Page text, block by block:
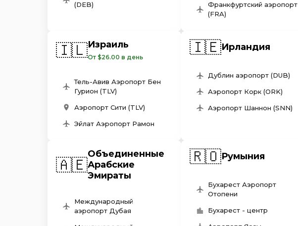
(DEB)
Франкфуртский аэропорт
(FRA)
🇮🇱Израиль
От $26.00 в день
Тель-Авив Аэропорт Бен
Гурион (TLV)
Аэропорт Сити (TLV)
Эйлат Аэропорт Рамон
🇮🇪Ирландия
Дублин аэропорт (DUB)
Аэропорт Корк (ORK)
Аэропорт Шаннон (SNN)
🇦🇪
Объединенные
Арабские
Эмираты
Международный
аэропорт Дубая
🇷🇴Румыния
Бухарест Аэропорт
Отопени
Бухарест - центр